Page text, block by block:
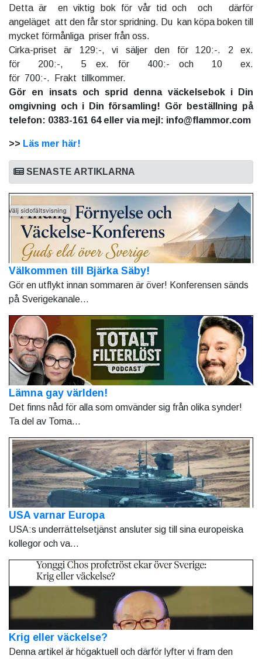
Detta är en viktig bok för vår tid och och därför
angeläget att den får stor spridning. Du kan köpa boken till
mycket förmånliga priser från oss.
Cirka-priset är 129:-, vi säljer den för 120:-. 2 ex.
för 200:-, 5 ex. för 400:- och 10 ex.
för 700:-. Frakt tillkommer.
Gör en insats och sprid denna väckelsebok i Din
omgivning och i Din församling! Gör beställning på
telefon: 0383-161 64 eller via mejl: info@flammor.com
>> Läs mer här!
SENASTE ARTIKLARNA
Välkommen till Bjärka Säby!
Gör en utflykt innan sommaren är över! Konferensen sänds
på Sverigekanale...
Lämna gay världen!
Det finns nåd för alla som omvänder sig från olika synder!
Ta del av Toma...
USA varnar Europa
USA:s underrättelsetjänst ansluter sig till sina europeiska
kollegor och va...
Krig eller väckelse?
Denna artikel är högaktuell och därför lyfter vi fram den